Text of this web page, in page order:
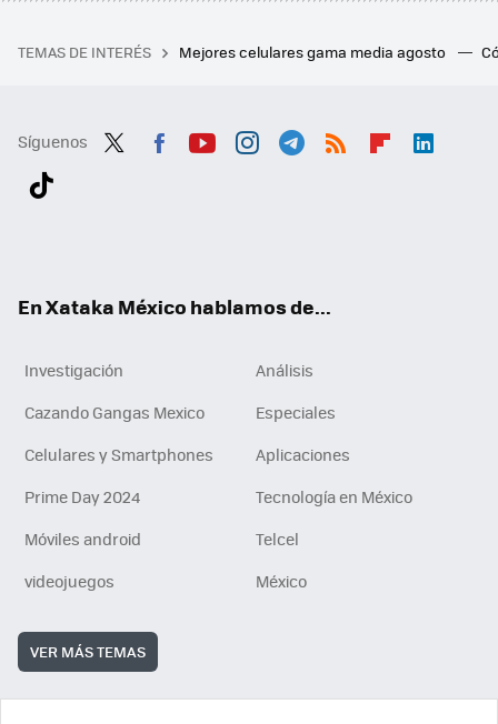
TEMAS DE INTERÉS Mejores celulares gama media agosto
Síguenos
En Xataka México hablamos de...
Investigación
Análisis
Cazando Gangas Mexico
Especiales
Celulares y Smartphones
Aplicaciones
Prime Day 2024
Tecnología en México
Móviles android
Telcel
videojuegos
México
VER MÁS TEMAS